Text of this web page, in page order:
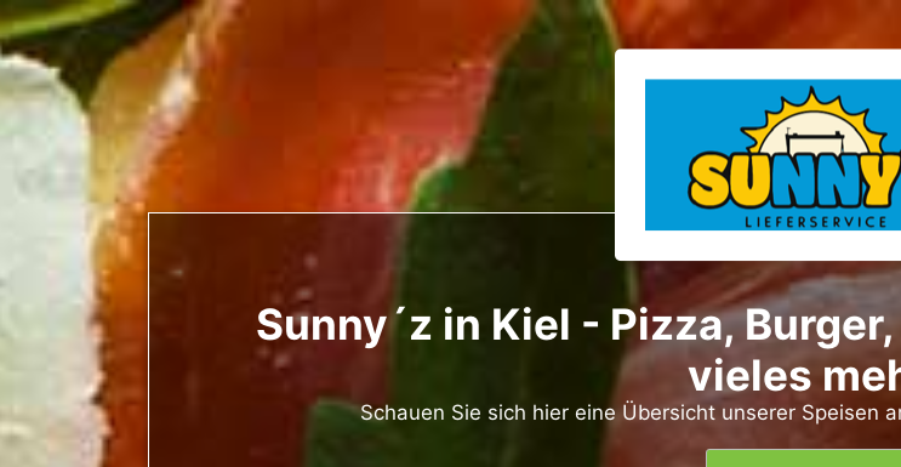
Sunny´z in Kiel - Pizza,
vieles
Schauen Sie sich hier eine Übersicht unserer Speisen